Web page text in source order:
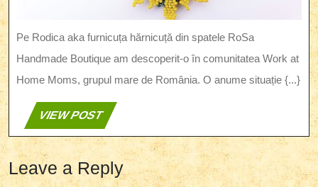
Pe Rodica aka furnicuța hărnicuță din spatele RoSa
Handmade Boutique am descoperit-o în comunitatea Work at
Home Moms, grupul mare de România. O anume situație {...}
VIEW POSTVIEW
POST
Leave a Reply